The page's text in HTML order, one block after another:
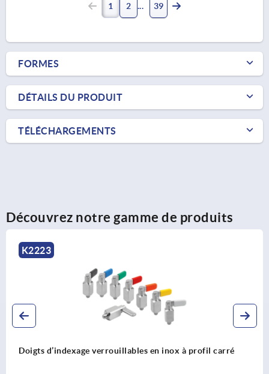
1 2 39
FORMES
DÉTAILS DU PRODUIT
TÉLÉCHARGEMENTS
Découvrez notre gamme de produits
d’indexage verrouillables en inox à profil carré